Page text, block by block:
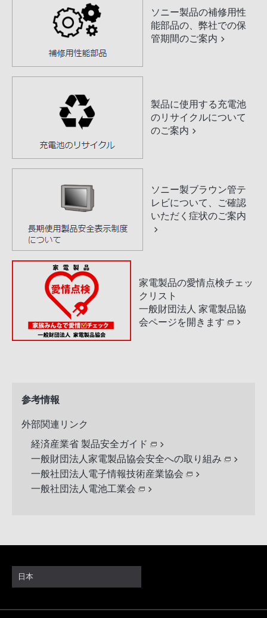
ソニー製品の補修用性
能部品の、弊社での保
管期間のご案内
製品に使用する充電池
のリサイクルについて
のご案内
ソニー製ブラウン管テ
レビについて、ご確認
いただく症状のご案内
家電製品の愛情点検チェッ
クリスト
一般財団法人 家電製品協
会ページを開きます
参考情報
外部関連リンク
経済産業省 製品安全ガイド
一般財団法人家電製品協会安全への取り組み
一般社団法人電子情報技術産業協会
一般社団法人電池工業会
日本